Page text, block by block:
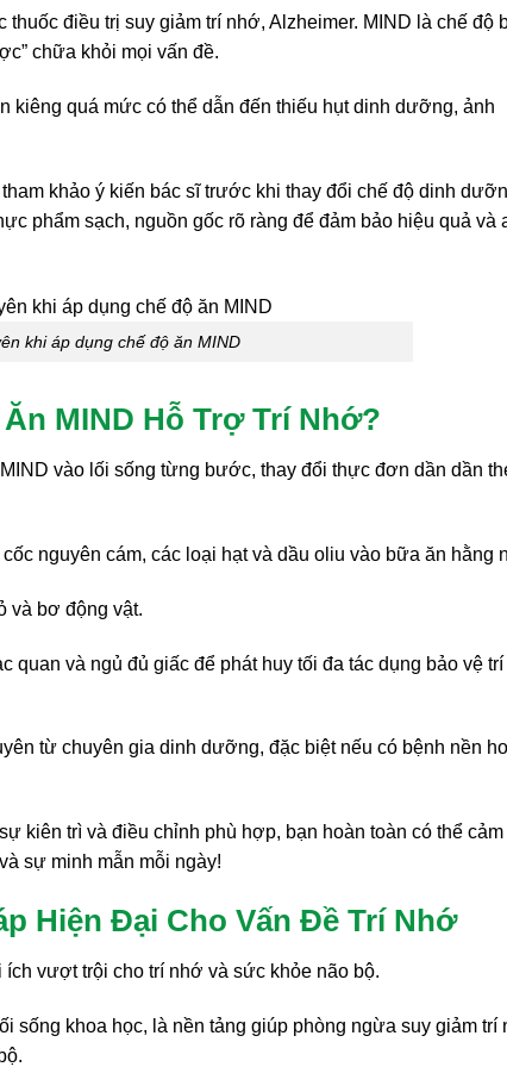
điều trị suy giảm trí nhớ, Alzheimer. MIND là chế độ
chữa khỏi mọi vấn đề.
kiêng quá mức có thể dẫn đến thiếu hụt dinh dưỡng, ảnh
khảo ý kiến bác sĩ trước khi thay đổi chế độ dinh
phẩm sạch, nguồn gốc rõ ràng để đảm bảo hiệu quả và
khi áp dụng chế độ ăn MIND
MIND Hỗ Trợ Trí Nhớ?
vào lối sống từng bước, thay đổi thực đơn dần dần
nguyên cám, các loại hạt và dầu oliu vào bữa ăn hằng
và bơ động vật.
quan và ngủ đủ giấc để phát huy tối đa tác dụng bảo vệ trí
từ chuyên gia dinh dưỡng, đặc biệt nếu có bệnh nền
kiên trì và điều chỉnh phù hợp, bạn hoàn toàn có thể cảm
sự minh mẫn mỗi ngày!
Hiện Đại Cho Vấn Đề Trí Nhớ
vượt trội cho trí nhớ và sức khỏe não bộ.
sống khoa học, là nền tảng giúp phòng ngừa suy giảm trí